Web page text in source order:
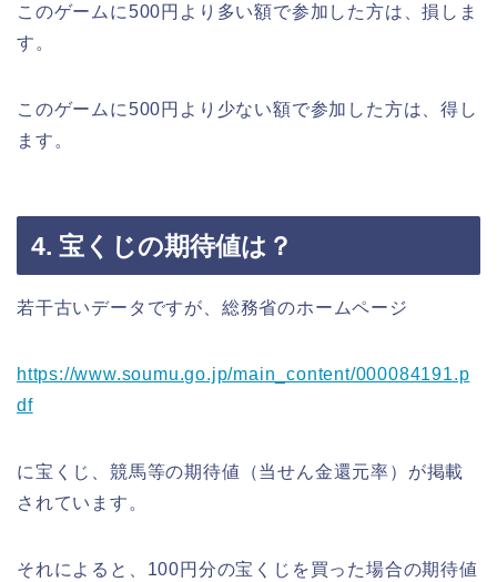
このゲームに500円より多い額で参加した方は、損しま
す。
このゲームに500円より少ない額で参加した方は、得し
ます。
4. 宝くじの期待値は？
若干古いデータですが、総務省のホームページ
https://www.soumu.go.jp/main_content/000084191.p
df
に宝くじ、競馬等の期待値（当せん金還元率）が掲載
されています。
それによると、100円分の宝くじを買った場合の期待値